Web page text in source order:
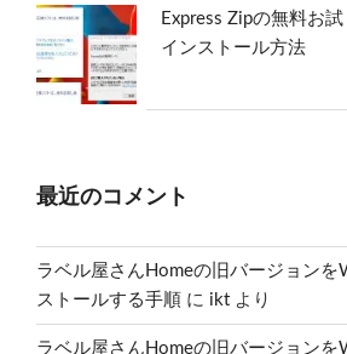
Express Zipの無料お
インストール方法
最近のコメント
ラベル屋さんHomeの旧バージョン
ストールする手順 に ikt より
ラベル屋さんHomeの旧バージョン